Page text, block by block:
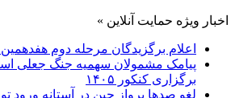
اخبار ویژه حمایت آنلاین »
اعلام برگزیدگان مرحله دوم هفدهمین
پیامک مشمولان سهمیه جنگ جعلی
برگزاری کنکور ۱۴۰۵
لغو صدها پرواز چین در آستانه ورود